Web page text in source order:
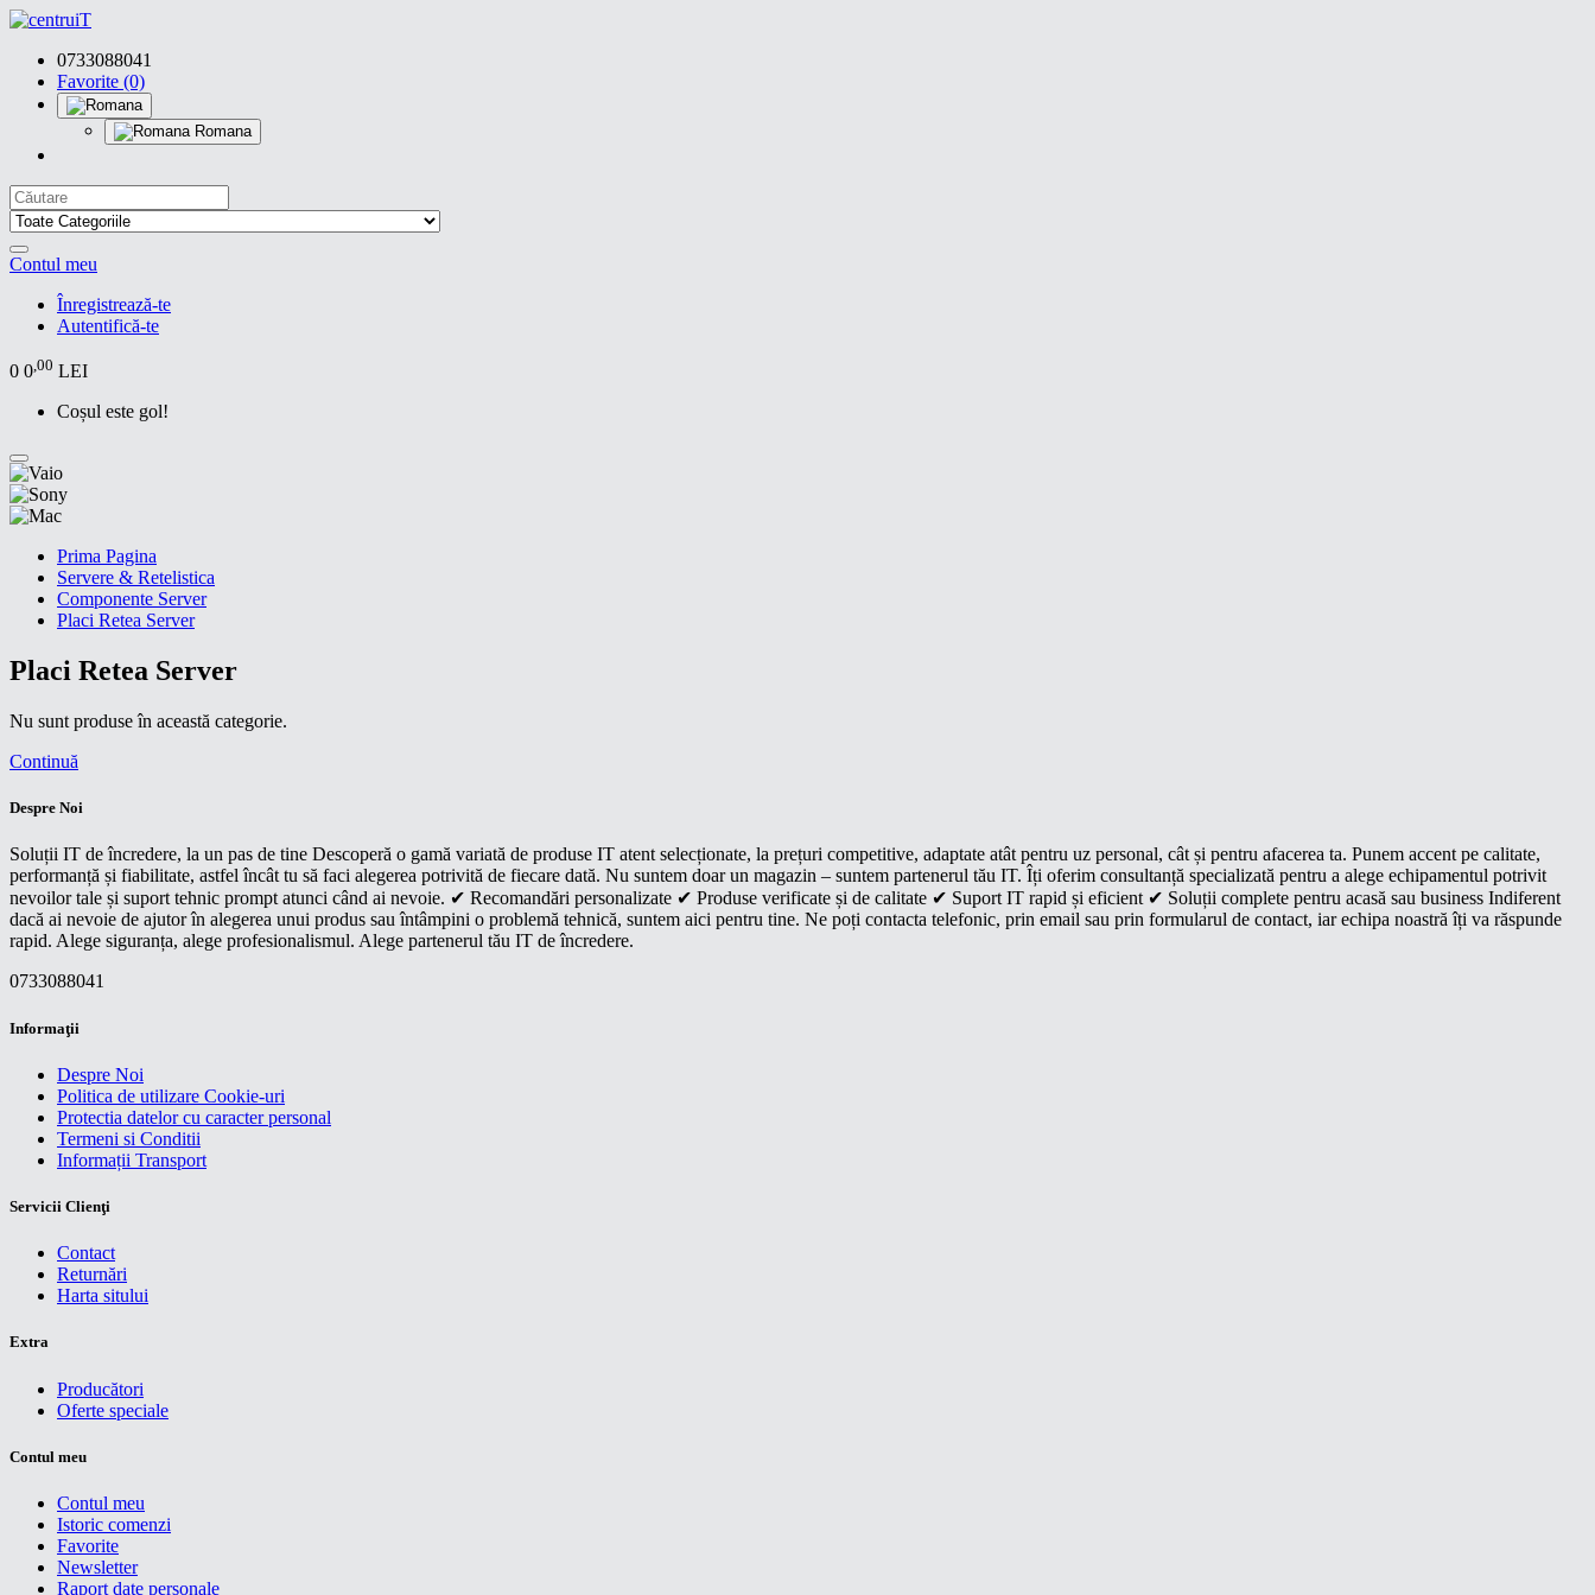
0733088041
Favorite (0)
Romana
Contul meu
Înregistrează-te
Autentifică-te
0 0,00 LEI
Coșul este gol!
Prima Pagina
Servere & Retelistica
Componente Server
Placi Retea Server
Placi Retea Server
Nu sunt produse în această categorie.
Continuă
Despre Noi
Soluții IT de încredere, la un pas de tine Descoperă o gamă variată de produse IT atent selecționate, la prețuri competitive, adaptate atât pentru uz personal, cât și pentru afacerea ta. Punem accent pe calitate,
performanță și fiabilitate, astfel încât tu să faci alegerea potrivită de fiecare dată. Nu suntem doar un magazin – suntem partenerul tău IT. Îți oferim consultanță specializată pentru a alege echipamentul potrivit
nevoilor tale și suport tehnic prompt atunci când ai nevoie. ✔ Recomandări personalizate ✔ Produse verificate și de calitate ✔ Suport IT rapid și eficient ✔ Soluții complete pentru acasă sau business Indiferent
dacă ai nevoie de ajutor în alegerea unui produs sau întâmpini o problemă tehnică, suntem aici pentru tine. Ne poți contacta telefonic, prin email sau prin formularul de contact, iar echipa noastră îți va răspunde
rapid. Alege siguranța, alege profesionalismul. Alege partenerul tău IT de încredere.
0733088041
Informaţii
Despre Noi
Politica de utilizare Cookie-uri
Protectia datelor cu caracter personal
Termeni si Conditii
Informații Transport
Servicii Clienţi
Contact
Returnări
Harta sitului
Extra
Producători
Oferte speciale
Contul meu
Contul meu
Istoric comenzi
Favorite
Newsletter
Raport date personale